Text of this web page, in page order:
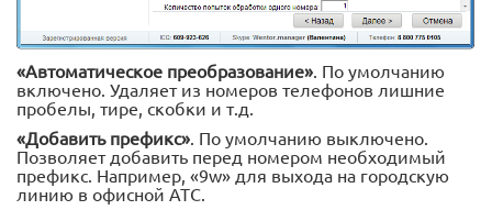
«Автоматическое преобразование» . По умолчанию
включено. Удаляет из номеров телефонов лишние
пробелы, тире, скобки и т.д.
«Добавить префикс» . По умолчанию выключено.
Позволяет добавить перед номером необходимый
префикс. Например, «9w» для выхода на городскую
линию в офисной АТС.